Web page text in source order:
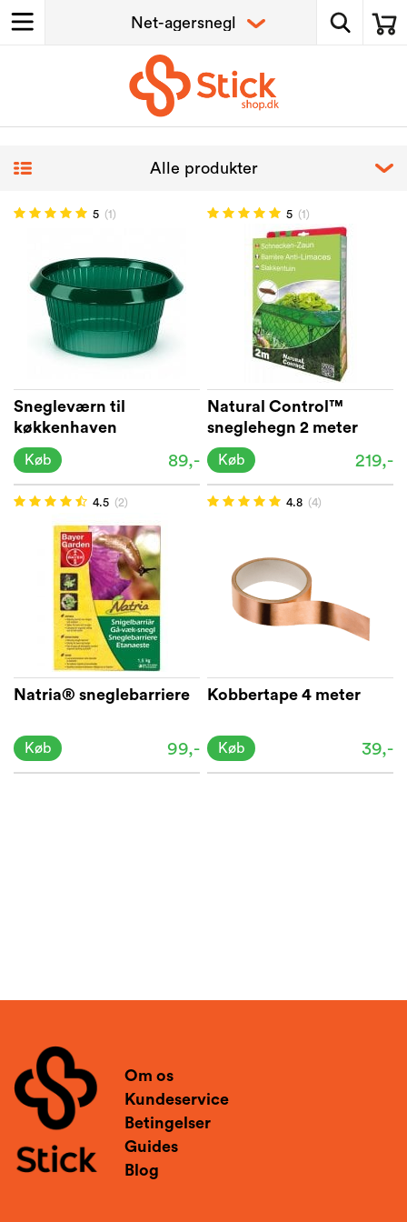
5 (1)
Snegleværn til
køkkenhaven
Sluggers® 6-pak
89,-
Køb
5 (1)
Natural Control™
sneglehegn 2 meter
219,-
Køb
4.5 (2)
Natria® sneglebarriere
99,-
Køb
4.8 (4)
Kobbertape 4 meter
39,-
Køb
Om os
Kundeservice
Betingelser
Guides
Blog